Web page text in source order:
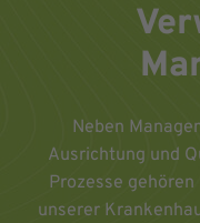
Neben
Ausrichtung und
Prozesse
unserer